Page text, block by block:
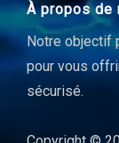
À propos de
Notre objectif
pour vous
sécurisé.